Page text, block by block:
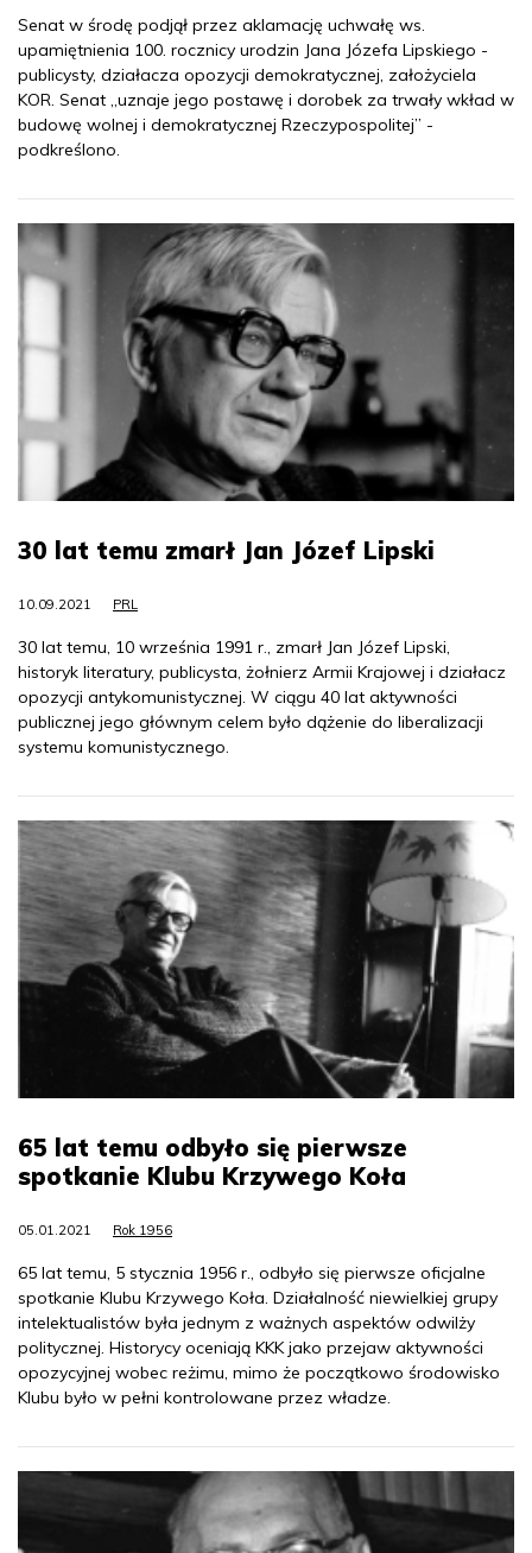
Senat w środę podjął przez aklamację uchwałę ws.
upamiętnienia 100. rocznicy urodzin Jana Józefa Lipskiego -
publicysty, działacza opozycji demokratycznej, założyciela
KOR. Senat „uznaje jego postawę i dorobek za trwały wkład w
budowę wolnej i demokratycznej Rzeczypospolitej” -
podkreślono.
30 lat temu zmarł Jan Józef Lipski
10.09.2021 PRL
30 lat temu, 10 września 1991 r., zmarł Jan Józef Lipski,
historyk literatury, publicysta, żołnierz Armii Krajowej i działacz
opozycji antykomunistycznej. W ciągu 40 lat aktywności
publicznej jego głównym celem było dążenie do liberalizacji
systemu komunistycznego.
65 lat temu odbyło się pierwsze
spotkanie Klubu Krzywego Koła
05.01.2021 Rok 1956
65 lat temu, 5 stycznia 1956 r., odbyło się pierwsze oficjalne
spotkanie Klubu Krzywego Koła. Działalność niewielkiej grupy
intelektualistów była jednym z ważnych aspektów odwilży
politycznej. Historycy oceniają KKK jako przejaw aktywności
opozycyjnej wobec reżimu, mimo że początkowo środowisko
Klubu było w pełni kontrolowane przez władze.